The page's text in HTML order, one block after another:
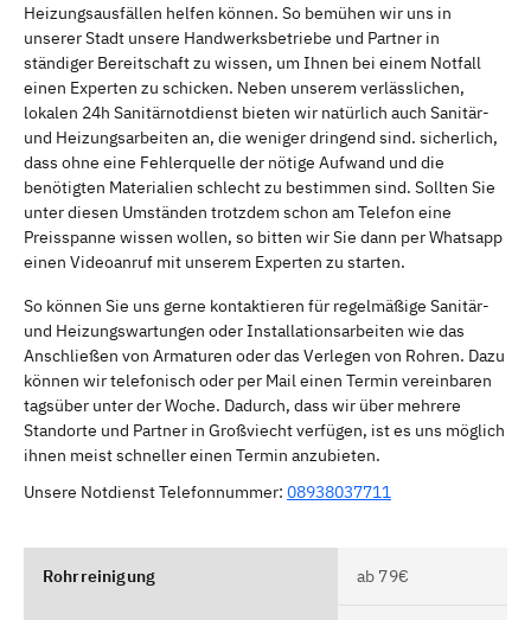
Heizungsausfällen helfen können. So bemühen wir uns in
unserer Stadt unsere Handwerksbetriebe und Partner in
ständiger Bereitschaft zu wissen, um Ihnen bei einem Notfall
einen Experten zu schicken. Neben unserem verlässlichen,
lokalen 24h Sanitärnotdienst bieten wir natürlich auch Sanitär-
und Heizungsarbeiten an, die weniger dringend sind. sicherlich,
dass ohne eine Fehlerquelle der nötige Aufwand und die
benötigten Materialien schlecht zu bestimmen sind. Sollten Sie
unter diesen Umständen trotzdem schon am Telefon eine
Preisspanne wissen wollen, so bitten wir Sie dann per Whatsapp
einen Videoanruf mit unserem Experten zu starten.
So können Sie uns gerne kontaktieren für regelmäßige Sanitär-
und Heizungswartungen oder Installationsarbeiten wie das
Anschließen von Armaturen oder das Verlegen von Rohren. Dazu
können wir telefonisch oder per Mail einen Termin vereinbaren
tagsüber unter der Woche. Dadurch, dass wir über mehrere
Standorte und Partner in Großviecht verfügen, ist es uns möglich
ihnen meist schneller einen Termin anzubieten.
Unsere Notdienst Telefonnummer: 08938037711
Rohrreinigung ab 79€